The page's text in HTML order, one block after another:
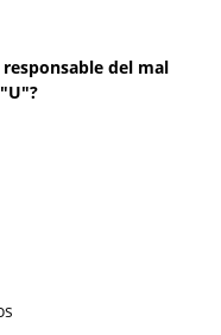
del mal